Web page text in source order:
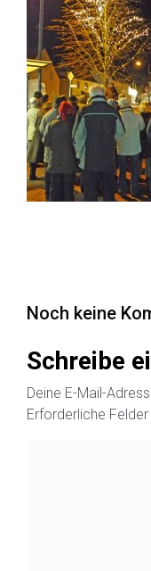
Noch keine
Schreibe
Deine E-Mail-
Erforderliche